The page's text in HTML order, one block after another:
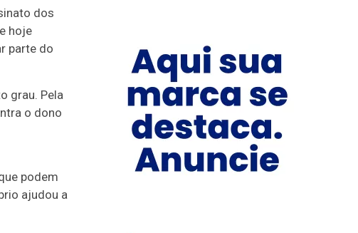
dos
hoje
parte do
grau. Pela
o dono
podem
ajudou a